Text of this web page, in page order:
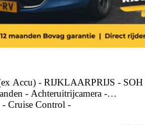
Accu) - RIJKLAARPRIJS - SOH
- Achteruitrijcamera -
- Cruise Control -